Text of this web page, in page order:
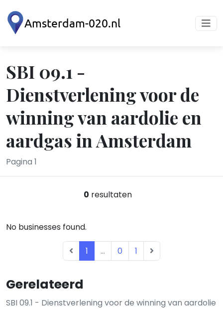
SBI 09.1 -
Dienstverlening voor de
winning van aardolie en
aardgas in Amsterdam
Pagina 1
Gerelateerd
SBI 09.1 - Dienstverlening voor de winning van aardolie
0 resultaten
No businesses found.
1 ... 0 1